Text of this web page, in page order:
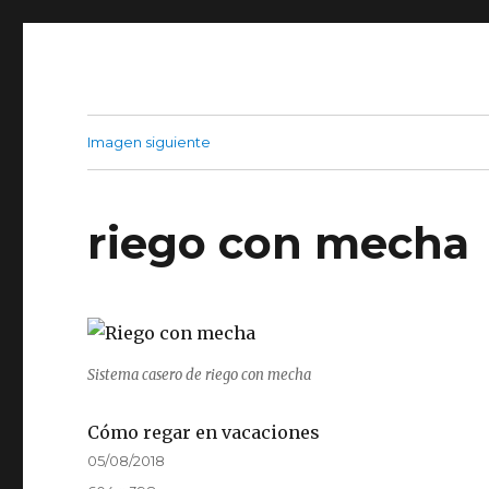
Imagen siguiente
riego con mecha
Sistema casero de riego con mecha
Cómo regar en vacaciones
Publicado
05/08/2018